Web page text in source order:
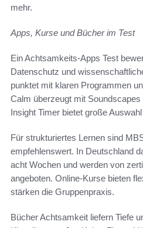
mehr.
Apps, Kurse und Bücher im Test
Ein Achtsamkeits-Apps Test
Datenschutz und
punktet mit klaren Programmen
Calm überzeugt mit
Insight Timer bietet große
Für strukturiertes Lernen sind
empfehlenswert. In Deutschland
acht Wochen und werden von
angeboten. Online-Kurse bieten
stärken die Gruppenpraxis.
Bücher Achtsamkeit liefern Tiefe